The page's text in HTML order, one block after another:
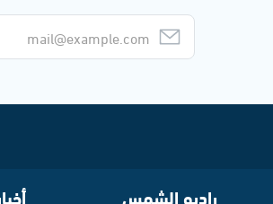
راديو الشمس